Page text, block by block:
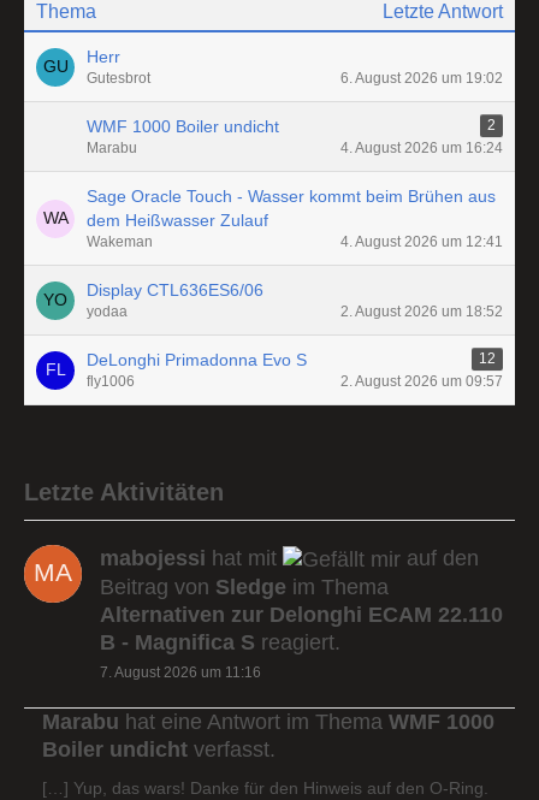
Thema Letzte Antwort
Herr
Gutesbrot 6. August 2026 um 19:02
WMF 1000 Boiler undicht
2
Marabu
4. August 2026 um 16:24
Sage Oracle Touch - Wasser kommt beim Brühen aus
dem Heißwasser Zulauf
Wakeman 4. August 2026 um 12:41
Display CTL636ES6/06
yodaa 2. August 2026 um 18:52
DeLonghi Primadonna Evo S
12
fly1006
2. August 2026 um 09:57
Letzte Aktivitäten
mabojessi hat mit
auf den
Beitrag von Sledge im Thema
Alternativen zur Delonghi ECAM 22.110
B - Magnifica S reagiert.
7. August 2026 um 11:16
Marabu hat eine Antwort im Thema WMF 1000
Boiler undicht verfasst.
[…] Yup, das wars! Danke für den Hinweis auf den O-Ring.